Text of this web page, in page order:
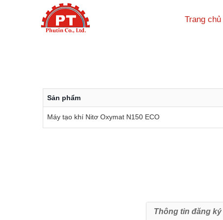
Trang chủ
Sản phẩm
Máy tạo khí Nitơ Oxymat N150 ECO
Thông tin đăng